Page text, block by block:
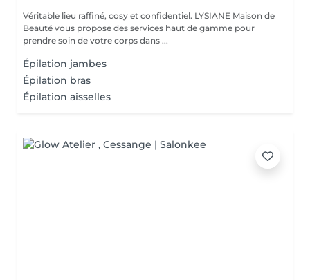
Véritable lieu raffiné, cosy et confidentiel. LYSIANE Maison de
Beauté vous propose des services haut de gamme pour
prendre soin de votre corps dans ...
Épilation jambes
Épilation bras
Épilation aisselles